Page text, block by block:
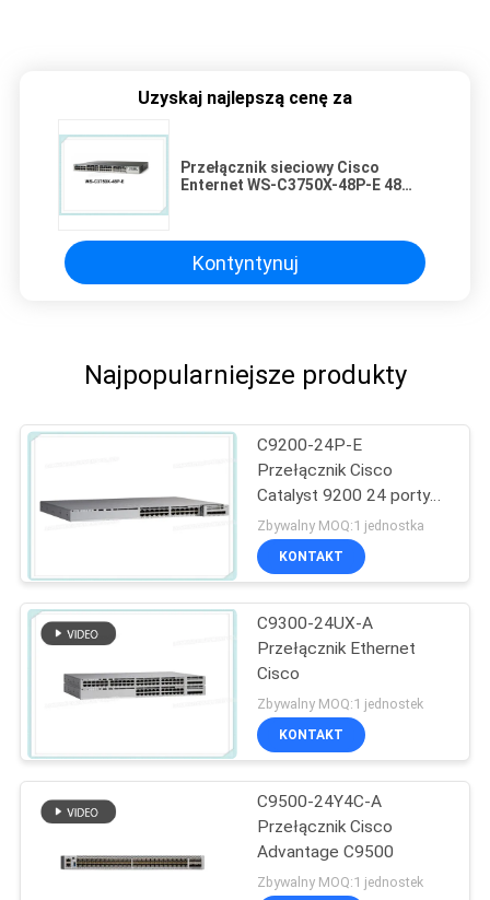
Uzyskaj najlepszą cenę za
Przełącznik sieciowy Cisco
Enternet WS-C3750X-48P-E 48
Kontyntynuj
Najpopularniejsze produkty
C9200-24P-E
Przełącznik Cisco
Catalyst 9200 24 porty
PoE + Switch Network
Essentials
Zbywalny MOQ:1 jednostka
KONTAKT
C9300-24UX-A
Przełącznik Ethernet
Cisco
Zbywalny MOQ:1 jednostek
KONTAKT
C9500-24Y4C-A
Przełącznik Cisco
Advantage C9500
Zbywalny MOQ:1 jednostek